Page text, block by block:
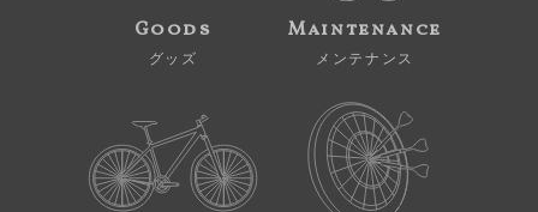
Goods
グッズ
Maintenance
メンテナンス